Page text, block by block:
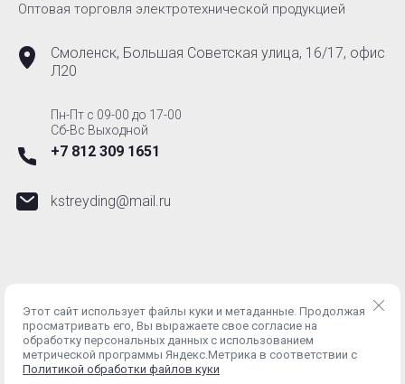
Оптовая торговля электротехнической продукцией
Смоленск, Большая Советская улица, 16/17, офис
Л20
Пн-Пт с 09-00 до 17-00
Сб-Вс Выходной
+7 812 309 1651
kstreyding@mail.ru
ИНН 6700002710 ОГРН 1236700010601 © 2024 - 2026
Политика конфиденциальности
Этот сайт использует файлы куки и метаданные. Продолжая
просматривать его, Вы выражаете свое согласие на
обработку персональных данных с использованием
метрической программы Яндекс.Метрика в соответствии с
Политикой обработки файлов куки